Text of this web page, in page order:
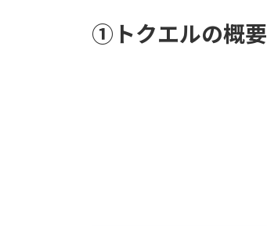
①トクエルの概要